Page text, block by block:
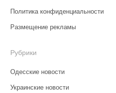
Политика конфиденциальности
Размещение рекламы
Рубрики
Одесские новости
Украинские новости